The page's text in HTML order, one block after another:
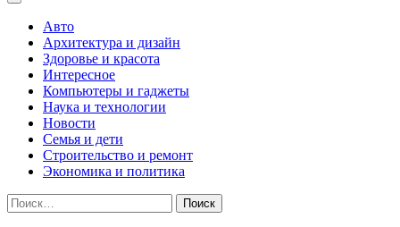
Авто
Архитектура и дизайн
Здоровье и красота
Интересное
Компьютеры и гаджеты
Наука и технологии
Новости
Семья и дети
Строительство и ремонт
Экономика и политика
Найти: